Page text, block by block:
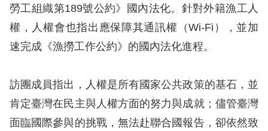
訴
人
料
庫
勞工組織第189號公約》國內法化。針對外籍漁工人
權，人權會也指出應保障其通訊權（Wi-Fi），並加
速完成《漁撈工作公約》的國內法化進程。
訪團成員指出，人權是所有國家公共政策的基石，並
肯定臺灣在民主與人權方面的努力與成就；儘管臺灣
面臨國際參與的挑戰，無法赴聯合國報告，卻依然致